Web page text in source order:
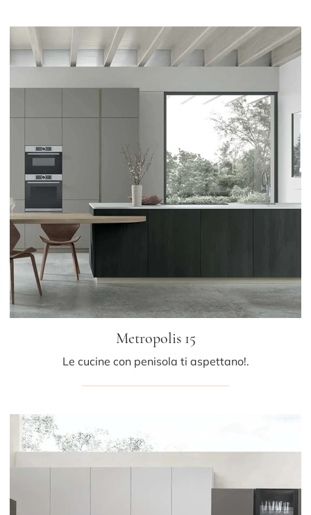
Metropolis 15
Le cucine con penisola ti aspettano!.